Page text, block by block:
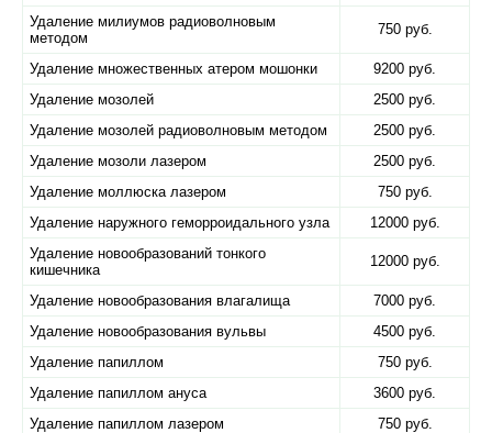
Удаление милиумов радиоволновым
методом
750 руб.
Удаление множественных атером мошонки
9200 руб.
Удаление мозолей
2500 руб.
Удаление мозолей радиоволновым методом
2500 руб.
Удаление мозоли лазером
2500 руб.
Удаление моллюска лазером
750 руб.
Удаление наружного геморроидального узла
12000 руб.
Удаление новообразований тонкого
кишечника
12000 руб.
Удаление новообразования влагалища
7000 руб.
Удаление новообразования вульвы
4500 руб.
Удаление папиллом
750 руб.
Удаление папиллом ануса
3600 руб.
Удаление папиллом лазером
750 руб.